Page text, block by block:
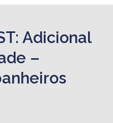
Adicional
–